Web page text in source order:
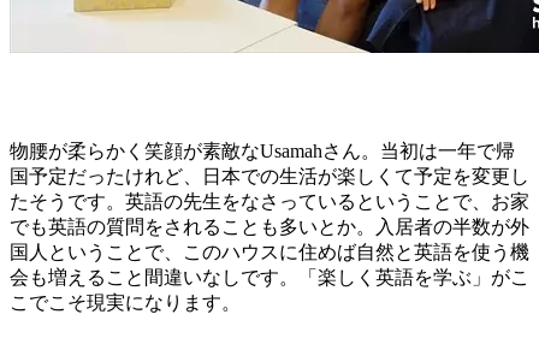
物腰が柔らかく笑顔が素敵なUsamahさん。当初は一年で帰
国予定だったけれど、日本での生活が楽しくて予定を変更し
たそうです。英語の先生をなさっているということで、お家
でも英語の質問をされることも多いとか。入居者の半数が外
国人ということで、このハウスに住めば自然と英語を使う機
会も増えること間違いなしです。「楽しく英語を学ぶ」がこ
こでこそ現実になります。